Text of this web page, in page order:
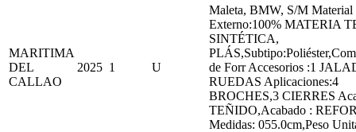
MARITIMA
DEL
CALLAO
2025 1 U
Maleta, BMW, S/M Material
Externo:100% MATERIA
SINTÉTICA,
de Forr Accesorios :1
RUEDAS Aplicaciones:4
BROCHES,3 CIERRES
TEÑIDO,Acabado :
Medidas: 055.0cm,Peso